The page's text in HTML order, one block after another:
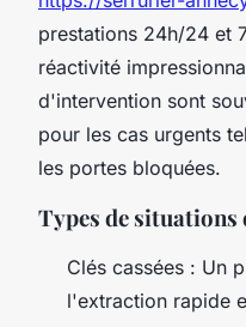
prestations 24h/24 et
réactivité
d'intervention sont
pour les cas urgents
les portes bloquées.
Types de situations
Clés cassées : Un
l'extraction rapide